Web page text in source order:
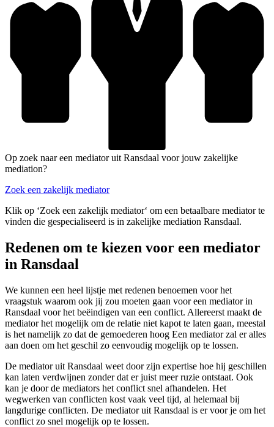
Op zoek naar een mediator uit Ransdaal voor jouw zakelijke
mediation?
Zoek een zakelijk mediator
Klik op ‘Zoek een zakelijk mediator‘ om een betaalbare mediator te
vinden die gespecialiseerd is in zakelijke mediation Ransdaal.
Redenen om te kiezen voor een mediator
in Ransdaal
We kunnen een heel lijstje met redenen benoemen voor het
vraagstuk waarom ook jij zou moeten gaan voor een mediator in
Ransdaal voor het beëindigen van een conflict. Allereerst maakt de
mediator het mogelijk om de relatie niet kapot te laten gaan, meestal
is het namelijk zo dat de gemoederen hoog Een mediator zal er alles
aan doen om het geschil zo eenvoudig mogelijk op te lossen.
De mediator uit Ransdaal weet door zijn expertise hoe hij geschillen
kan laten verdwijnen zonder dat er juist meer ruzie ontstaat. Ook
kan je door de mediators het conflict snel afhandelen. Het
wegwerken van conflicten kost vaak veel tijd, al helemaal bij
langdurige conflicten. De mediator uit Ransdaal is er voor je om het
conflict zo snel mogelijk op te lossen.